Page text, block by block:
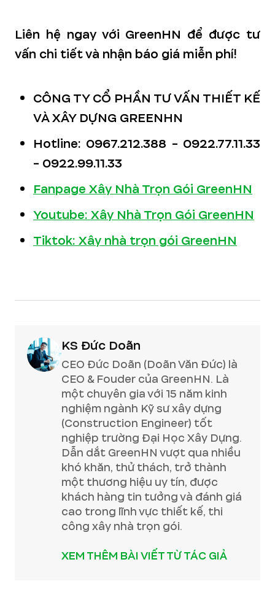
Liên hệ ngay với GreenHN để được tư
vấn chi tiết và nhận báo giá miễn phí!
CÔNG TY CỔ PHẦN TƯ VẤN THIẾT KẾ
VÀ XÂY DỰNG GREENHN
Hotline: 0967.212.388 - 0922.77.11.33
- 0922.99.11.33
Fanpage Xây Nhà Trọn Gói GreenHN
Youtube: Xây Nhà Trọn Gói GreenHN
Tiktok: Xây nhà trọn gói GreenHN
KS Đức Doãn
CEO Đức Doãn (Doãn Văn Đức) là
CEO & Fouder của GreenHN. Là
một chuyên gia với 15 năm kinh
nghiệm ngành Kỹ sư xây dựng
(Construction Engineer) tốt
nghiệp trường Đại Học Xây Dựng.
Dẫn dắt GreenHN vượt qua nhiều
khó khăn, thử thách, trở thành
một thương hiệu uy tín, được
khách hàng tin tưởng và đánh giá
cao trong lĩnh vực thiết kế, thi
công xây nhà trọn gói.
XEM THÊM BÀI VIẾT TỪ TÁC GIẢ